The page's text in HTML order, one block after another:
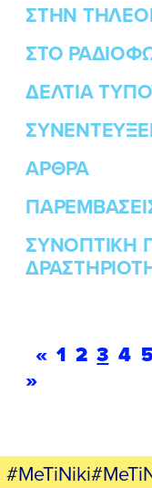
ΣΤΗΝ
ΣΤΟ
ΔΕΛΤΙΑ
ΑΡΘΡΑ
ΣΥΝΟΠΤΙΚΗ
« 1 2 3 4 5
»